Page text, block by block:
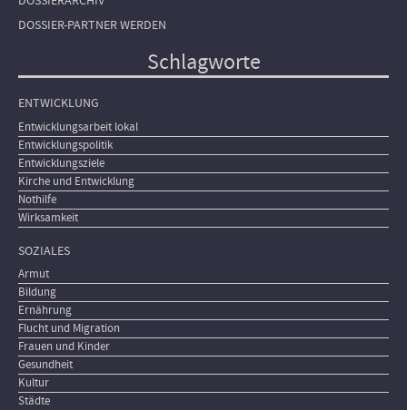
DOSSIER-PARTNER WERDEN
Schlagworte
ENTWICKLUNG
Entwicklungsarbeit lokal
Entwicklungspolitik
Entwicklungsziele
Kirche und Entwicklung
Nothilfe
Wirksamkeit
SOZIALES
Armut
Bildung
Ernährung
Flucht und Migration
Frauen und Kinder
Gesundheit
Kultur
Städte